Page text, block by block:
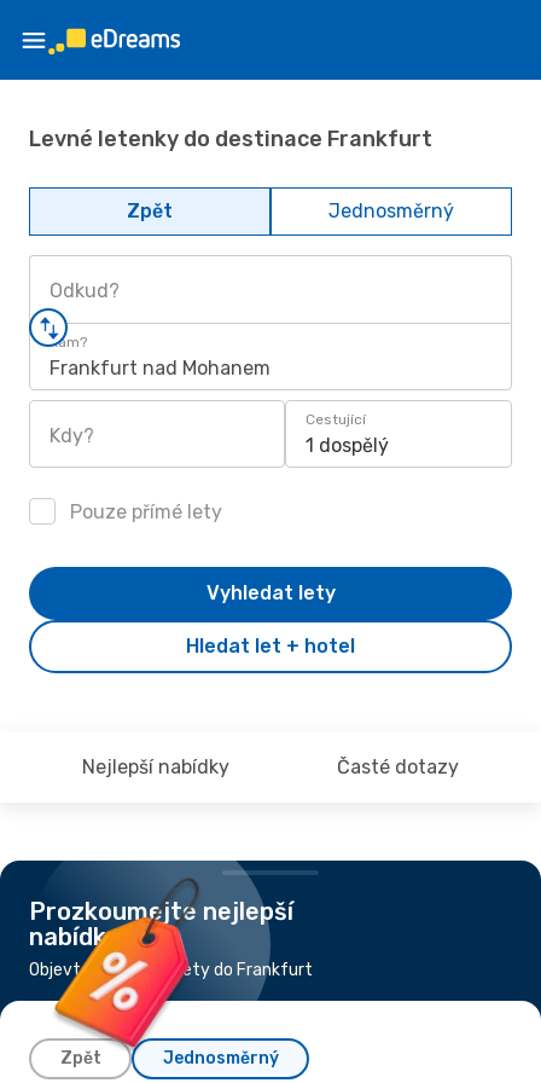
Levné letenky do destinace Frankfurt
Zpět Jednosměrný
Odkud?
Kam?
Frankfurt nad Mohanem
Kdy?
Cestující
1 dospělý
Pouze přímé lety
Hledat let + hotel
Vyhledat lety
Nejlepší nabídky Časté dotazy
Prozkoumejte nejlepší
nabídky
Objevte nejlevnější lety do Frankfurt
Zpět Jednosměrný